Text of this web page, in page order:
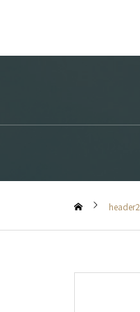
header2